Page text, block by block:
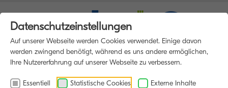
Datenschutzeinstellungen
Auf unserer Webseite werden Cookies verwendet. Einige davon
werden zwingend benötigt, während es uns andere ermöglichen,
Ihre Nutzererfahrung auf unserer Webseite zu verbessern.
Essentiell Statistische Cookies Externe Inhalte